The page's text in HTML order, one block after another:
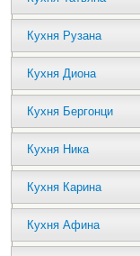
Кухня Рузана
Кухня Диона
Кухня Бергонци
Кухня Ника
Кухня Карина
Кухня Афина